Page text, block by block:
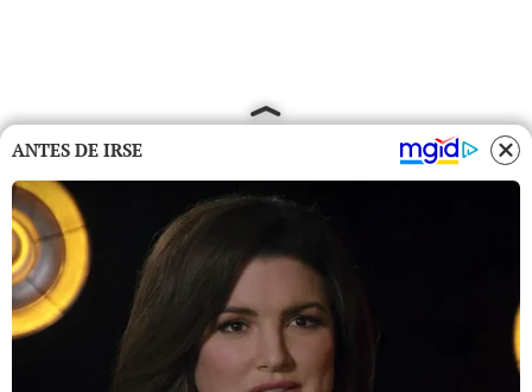
ANTES DE IRSE